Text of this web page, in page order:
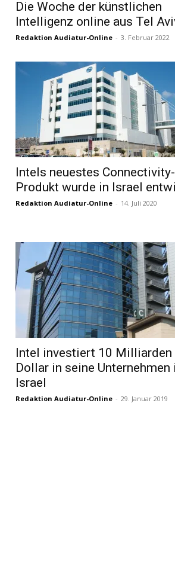
Die Woche der künstlichen
Intelligenz online aus Tel
Redaktion Audiatur-Online - 3. Februar 2022
Intels neuestes Connectivity-
Produkt wurde in Israel
Redaktion Audiatur-Online - 14. Juli 2020
Intel investiert 10 Milliarden
Dollar in seine Unternehmen
Israel
Redaktion Audiatur-Online - 29. Januar 2019